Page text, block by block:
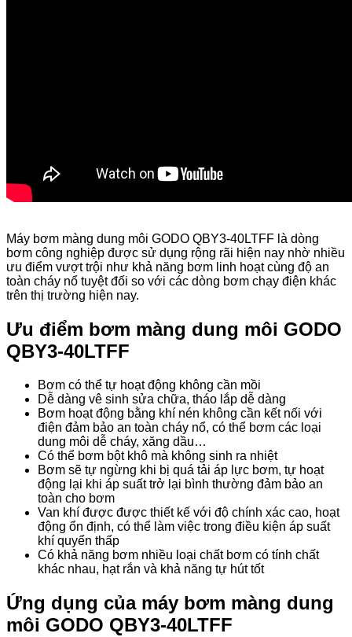
Máy bơm màng dung môi GODO QBY3-40LTFF là dòng
bơm công nghiệp được sử dụng rộng rãi hiện nay nhờ nhiều
ưu điểm vượt trội như khả năng bơm linh hoạt cùng độ an
toàn cháy nổ tuyệt đối so với các dòng bơm chạy điện khác
trên thị trường hiện nay.
Ưu điểm bơm màng dung môi GODO
QBY3-40LTFF
Bơm có thể tự hoạt động không cần mồi
Dễ dàng vê sinh sửa chữa, tháo lắp dễ dàng
Bơm hoạt động bằng khí nén không cần kết nối với
điện đảm bảo an toàn cháy nổ, có thể bơm các loại
dung môi dễ cháy, xăng dầu…
Có thể bơm bột khô mà không sinh ra nhiệt
Bơm sẽ tự ngừng khi bị quá tải áp lực bơm, tự hoạt
động lại khi áp suất trở lại bình thường đảm bảo an
toàn cho bơm
Van khí được được thiết kế với độ chính xác cao, hoạt
động ổn định, có thể làm việc trong điều kiện áp suất
khí quyển thấp
Có khả năng bơm nhiều loại chất bơm có tính chất
khác nhau, hạt rắn và khả năng tự hút tốt
Ứng dụng của máy bơm màng dung
môi GODO QBY3-40LTFF